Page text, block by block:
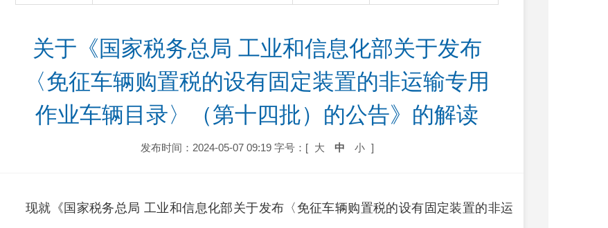
关于《国家税务总局 工业和信息化部关于发布
〈免征车辆购置税的设有固定装置的非运输专用
作业车辆目录〉（第十四批）的公告》的解读
发布时间：2024-05-07 09:19 字号：[ 大 中 小 ]
现就《国家税务总局 工业和信息化部关于发布〈免征车辆购置税的设有固定装置的非运